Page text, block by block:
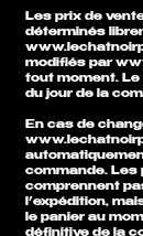
Les prix de
déterminés
modifiés par
tout moment. Le
du jour de la
En cas de
commande. Les
comprennent
l’expédition,
le panier au
définitive de la